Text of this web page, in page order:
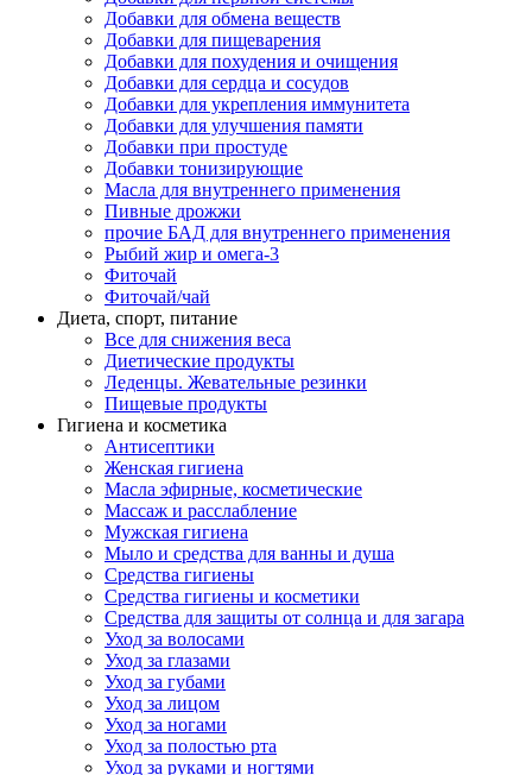
Добавки для обмена веществ
Добавки для пищеварения
Добавки для похудения и очищения
Добавки для сердца и сосудов
Добавки для укрепления иммунитета
Добавки для улучшения памяти
Добавки при простуде
Добавки тонизирующие
Масла для внутреннего применения
Пивные дрожжи
прочие БАД для внутреннего применения
Рыбий жир и омега-3
Фиточай
Фиточай/чай
Диета, спорт, питание
Все для снижения веса
Диетические продукты
Леденцы. Жевательные резинки
Пищевые продукты
Гигиена и косметика
Антисептики
Женская гигиена
Масла эфирные, косметические
Массаж и расслабление
Мужская гигиена
Мыло и средства для ванны и душа
Средства гигиены
Средства гигиены и косметики
Средства для защиты от солнца и для загара
Уход за волосами
Уход за глазами
Уход за губами
Уход за лицом
Уход за ногами
Уход за полостью рта
Уход за руками и ногтями